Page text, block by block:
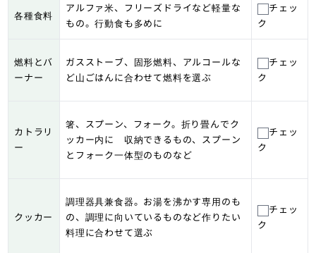
各種食料
アルファ米、フリーズドライなど軽量な
もの。行動食も多めに
チェッ
ク
燃料とバ
ーナー
ガスストーブ、固形燃料、アルコールな
ど山ごはんに合わせて燃料を選ぶ
チェッ
ク
カトラリ
ー
箸、スプーン、フォーク。折り畳んでク
ッカー内に 収納できるもの、スプーン
とフォーク一体型のものなど
チェッ
ク
クッカー
調理器具兼食器。お湯を沸かす専用のも
の、調理に向いているものなど作りたい
料理に合わせて選ぶ
チェッ
ク